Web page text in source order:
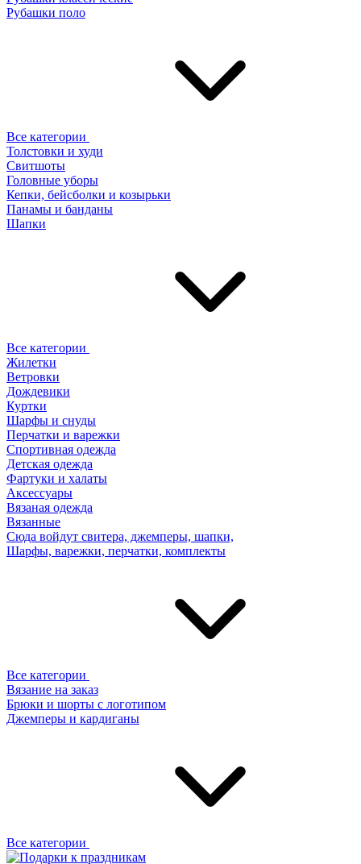
Рубашки поло
Все категории
Толстовки и худи
Свитшоты
Головные уборы
Кепки, бейсболки и козырьки
Панамы и банданы
Шапки
Все категории
Жилетки
Ветровки
Дождевики
Куртки
Шарфы и снуды
Перчатки и варежки
Спортивная одежда
Детская одежда
Фартуки и халаты
Аксессуары
Вязаная одежда
Вязанные
Сюда войдут свитера, джемперы, шапки,
Шарфы, варежки, перчатки, комплекты
Все категории
Вязание на заказ
Брюки и шорты с логотипом
Джемперы и кардиганы
Все категории